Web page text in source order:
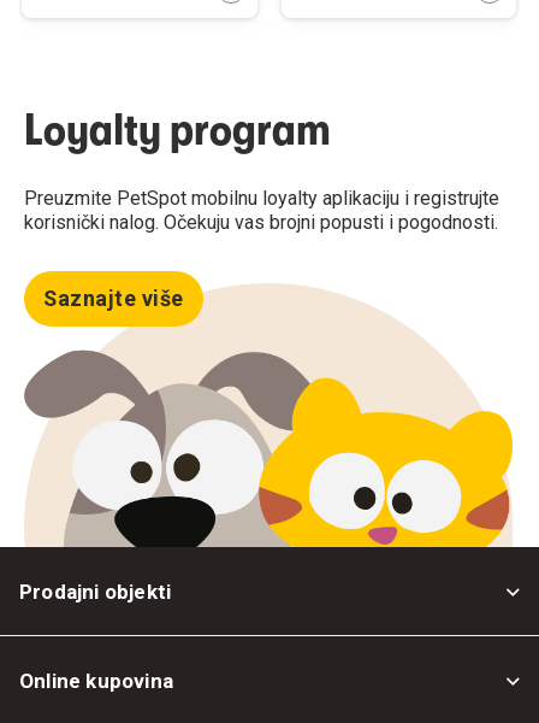
Loyalty program
Preuzmite PetSpot mobilnu loyalty aplikaciju i registrujte
korisnički nalog. Očekuju vas brojni popusti i pogodnosti.
Saznajte više
Prodajni objekti
Online kupovina